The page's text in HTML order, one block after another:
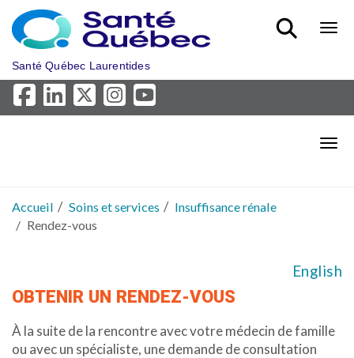
Aller au menu principal
Santé Québec Laurentides
Accueil Soins et services
Insuffisance rénale
Rendez-vous
English
OBTENIR UN RENDEZ-VOUS
À la suite de la rencontre avec votre médecin de famille
ou avec un spécialiste, une demande de consultation